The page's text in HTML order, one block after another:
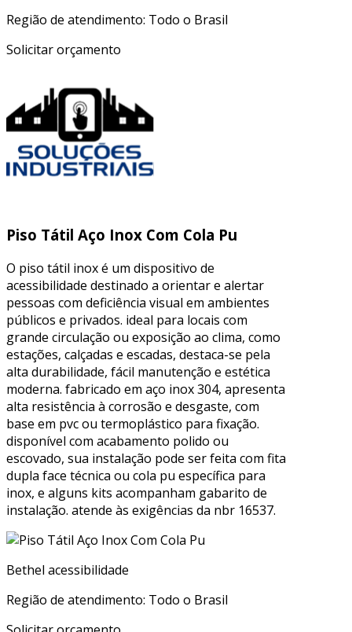
Região de atendimento: Todo o Brasil
Solicitar orçamento
Piso Tátil Aço Inox Com Cola Pu
O piso tátil inox é um dispositivo de
acessibilidade destinado a orientar e alertar
pessoas com deficiência visual em ambientes
públicos e privados. ideal para locais com
grande circulação ou exposição ao clima, como
estações, calçadas e escadas, destaca-se pela
alta durabilidade, fácil manutenção e estética
moderna. fabricado em aço inox 304, apresenta
alta resistência à corrosão e desgaste, com
base em pvc ou termoplástico para fixação.
disponível com acabamento polido ou
escovado, sua instalação pode ser feita com fita
dupla face técnica ou cola pu específica para
inox, e alguns kits acompanham gabarito de
instalação. atende às exigências da nbr 16537.
Bethel acessibilidade
Região de atendimento: Todo o Brasil